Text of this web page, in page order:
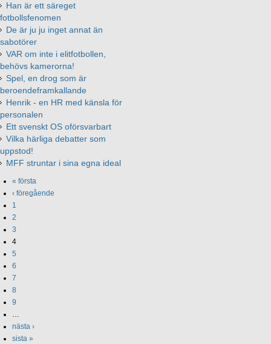
Han är ett säreget
fotbollsfenomen
De är ju ju inget annat än
sabotörer
VAR om inte i elitfotbollen,
behövs kamerorna!
Spel, en drog som är
beroendeframkallande
Henrik - en HR med känsla för
personalen
Ett svenskt OS oförsvarbart
Vilka härliga debatter som
uppstod!
MFF struntar i sina egna ideal
« första
‹ föregående
1
2
3
4
5
6
7
8
9
…
nästa ›
sista »